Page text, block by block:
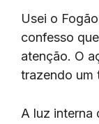
Usei o
confesso
atenção. O
trazendo um
A luz interna